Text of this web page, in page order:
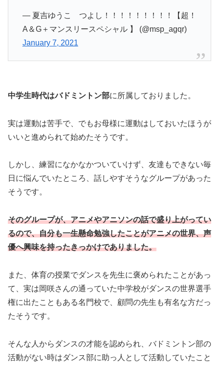
— 夏吉ゆうこ つよし！！！！！！！！！【超！
A＆G＋マンスリースペシャル 】 (@msp_agqr)
January 7, 2021
中学生時代はバドミントン部に所属しておりました。
実は運動は苦手で、でもお母様に運動はしておいたほうが
いいと進められて始めたそうです。
しかし、練習になかなかついていけず、友達もできない毎
日に悩んでいたところ、話しやすそうなグループがあった
そうです。
そのグループが、アニメやアニソンの話で盛り上がってい
るので、自分も一生懸命勉強したことがアニメの世界、声
優へ興味を持ったきっかけでありました。
また、体育の授業でダンスを先生に褒められたことがあっ
て、実は岡咲さんの通っていた中学校がダンスの世界選手
権に出たこともある名門校で、顧問の先生も有名な方だっ
たそうです。
そんな人からダンスの才能を認められ、バドミントン部の
活動がない時はダンス部に助っ人として活動していたこと